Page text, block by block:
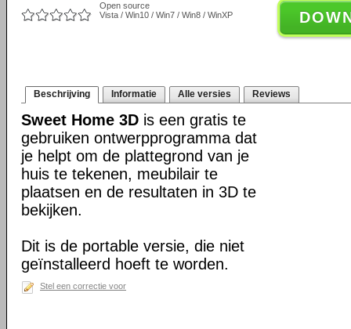
Open source
Vista / Win10 / Win7 / Win8 / WinXP
Beschrijving Informatie Alle versies Reviews
Sweet Home 3D is een gratis te
gebruiken ontwerpprogramma dat
je helpt om de plattegrond van je
huis te tekenen, meubilair te
plaatsen en de resultaten in 3D te
bekijken.
Dit is de portable versie, die niet
geïnstalleerd hoeft te worden.
Stel een correctie voor